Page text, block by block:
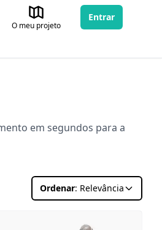
O meu projeto
Entrar
em segundos para a
Ordenar: Relevância